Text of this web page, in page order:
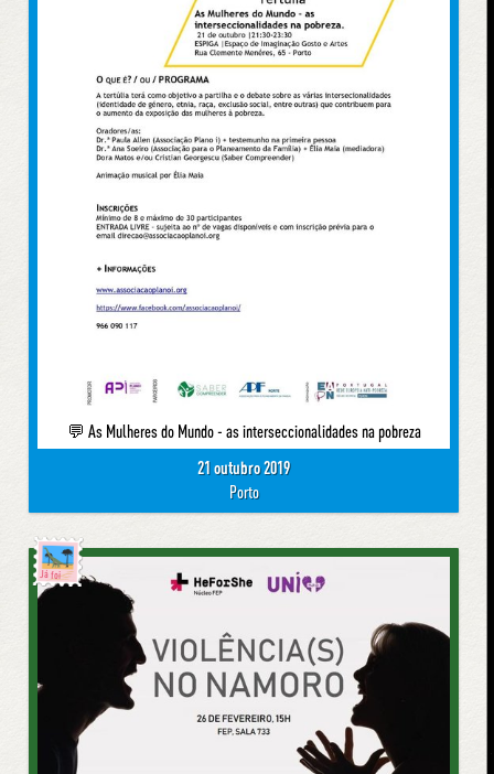
💬 As Mulheres do Mundo - as interseccionalidades na pobreza
21 outubro 2019
Porto
Já foi